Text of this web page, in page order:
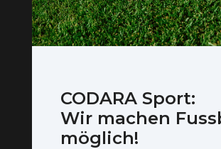
CODARA Sport:
Wir machen
möglich!